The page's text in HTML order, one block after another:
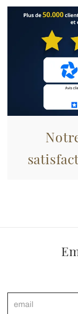
con altre
raccolto dal suo